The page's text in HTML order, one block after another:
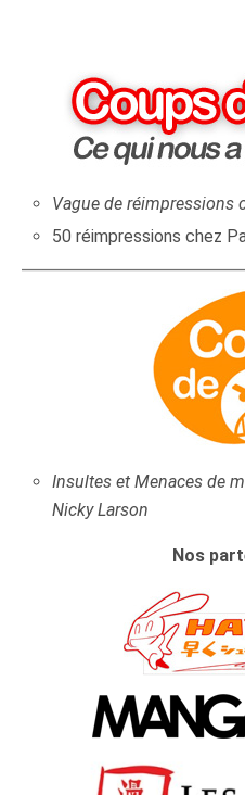
Vague de réimpressions
50 réimpressions chez
Insultes et Menaces de
Nicky Larson
Nos